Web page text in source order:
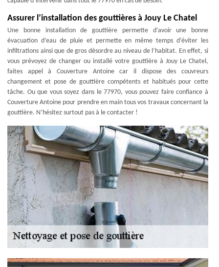
Assurer l’installation des gouttières à Jouy Le Chatel
Une bonne installation de gouttière permette d’avoir une bonne
évacuation d’eau de pluie et permette en même temps d’éviter les
infiltrations ainsi que de gros désordre au niveau de l’habitat. En effet, si
vous prévoyez de changer ou installé votre gouttière à Jouy Le Chatel,
faites appel à Couverture Antoine car il dispose des couvreurs
changement et pose de gouttière compétents et habitués pour cette
tâche. Ou que vous soyez dans le 77970, vous pouvez faire confiance à
Couverture Antoine pour prendre en main tous vos travaux concernant la
gouttière. N’hésitez surtout pas à le contacter !